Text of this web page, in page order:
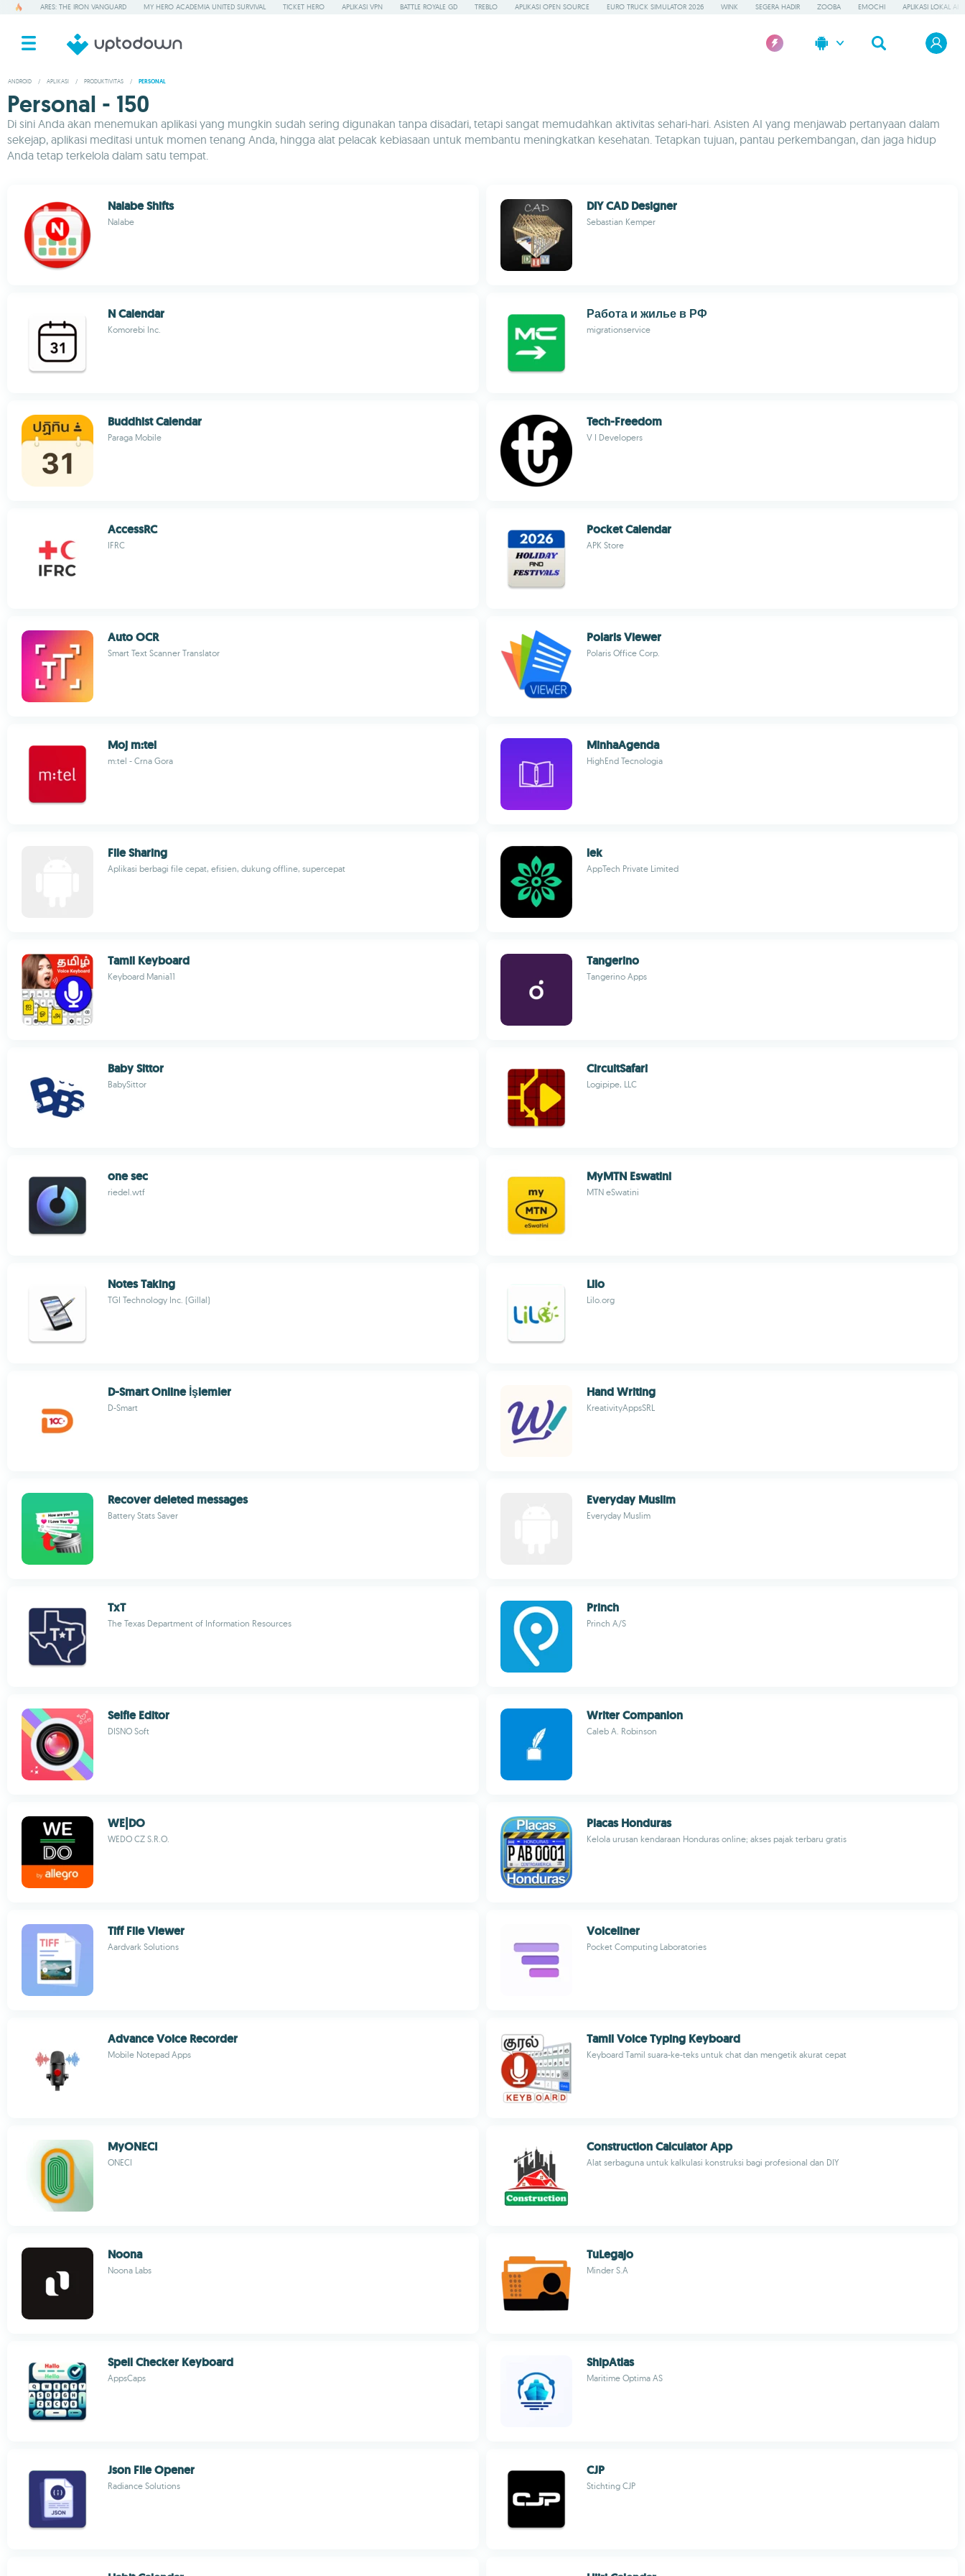
ARES: THE IRON VANGUARD MY HERO ACADEMIA UNITED SURVIVAL TICKET HERO APLIKASI VPN BATTLE ROYALE GD TREBLO APLIKASI OPEN SOURCE EURO TRUCK SIMULATOR 2026 WINK SEGERA HADIR ZOOBA EMOCHI APLIKASI LOKAL AI
ANDROID / APLIKASI / PRODUKTIVITAS / PERSONAL
Personal - 150
Di sini Anda akan menemukan aplikasi yang mungkin sudah sering digunakan tanpa disadari, tetapi sangat memudahkan aktivitas sehari-hari. Asisten AI yang menjawab pertanyaan dalam
sekejap, aplikasi meditasi untuk momen tenang Anda, hingga alat pelacak kebiasaan untuk membantu meningkatkan kesehatan. Tetapkan tujuan, pantau perkembangan, dan jaga hidup
Anda tetap terkelola dalam satu tempat.
Nalabe Shifts
Nalabe
DIY CAD Designer
Sebastian Kemper
N Calendar
Komorebi Inc.
Работа и жилье в РФ
migrationservice
Buddhist Calendar
Paraga Mobile
Tech-Freedom
V I Developers
AccessRC
IFRC
Pocket Calendar
APK Store
Auto OCR
Smart Text Scanner Translator
Polaris Viewer
Polaris Office Corp.
Moj m:tel
m:tel - Crna Gora
MinhaAgenda
HighEnd Tecnologia
File Sharing
Aplikasi berbagi file cepat, efisien, dukung offline, supercepat
lek
AppTech Private Limited
Tamil Keyboard
Keyboard Mania11
Tangerino
Tangerino Apps
Baby Sittor
BabySittor
CircuitSafari
Logipipe, LLC
one sec
riedel.wtf
MyMTN Eswatini
MTN eSwatini
Notes Taking
TGI Technology Inc. (Gillal)
Lilo
Lilo.org
D-Smart Online İşlemler
D-Smart
Hand Writing
KreativityAppsSRL
Recover deleted messages
Battery Stats Saver
Everyday Muslim
Everyday Muslim
TxT
The Texas Department of Information Resources
Princh
Princh A/S
Selfie Editor
DISNO Soft
Writer Companion
Caleb A. Robinson
WE|DO
WEDO CZ S.R.O.
Placas Honduras
Kelola urusan kendaraan Honduras online; akses pajak terbaru gratis
Tiff File Viewer
Aardvark Solutions
Voiceliner
Pocket Computing Laboratories
Advance Voice Recorder
Mobile Notepad Apps
Tamil Voice Typing Keyboard
Keyboard Tamil suara-ke-teks untuk chat dan mengetik akurat cepat
MyONECI
ONECI
Construction Calculator App
Alat serbaguna untuk kalkulasi konstruksi bagi profesional dan DIY
Noona
Noona Labs
TuLegajo
Minder S.A
Spell Checker Keyboard
AppsCaps
ShipAtlas
Maritime Optima AS
Json File Opener
Radiance Solutions
CJP
Stichting CJP